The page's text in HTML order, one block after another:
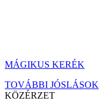
MÁGIKUS KERÉK
TOVÁBBI JÓSLÁSOK
KÖZÉRZET